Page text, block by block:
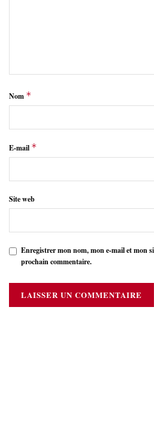
Nom *
E-mail *
Site web
Enregistrer mon nom, mon e-mail et mon
prochain commentaire.